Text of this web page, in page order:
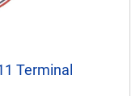
Terminal